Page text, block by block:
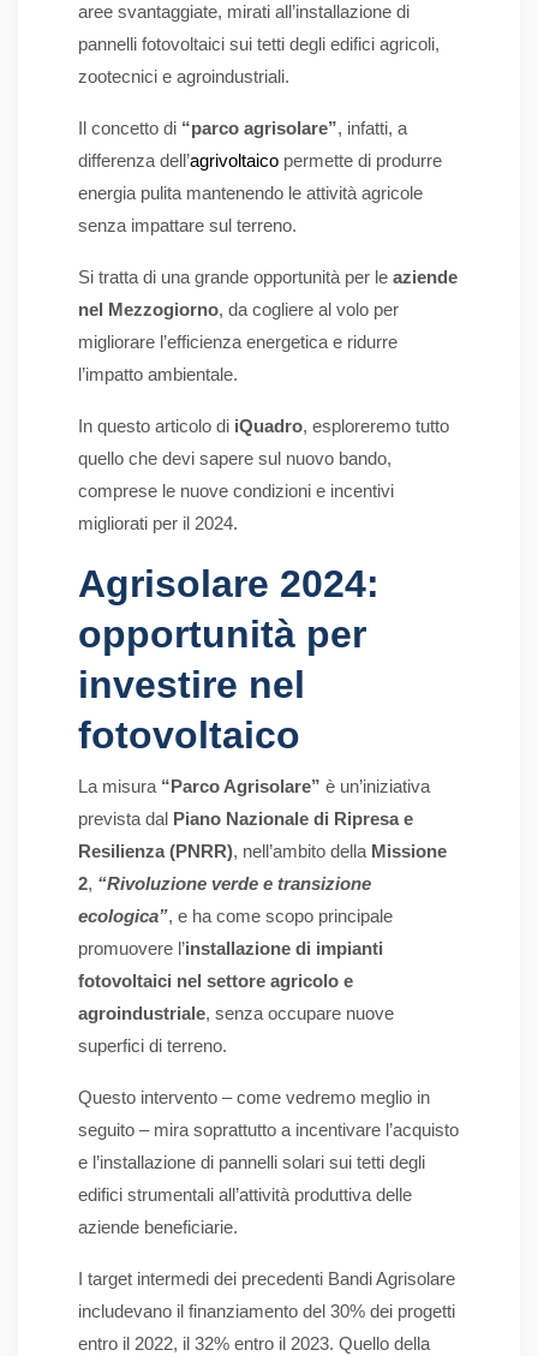
aree svantaggiate, mirati all’installazione di
pannelli fotovoltaici sui tetti degli edifici agricoli,
zootecnici e agroindustriali.
Il concetto di “parco agrisolare”, infatti, a
differenza dell’agrivoltaico permette di produrre
energia pulita mantenendo le attività agricole
senza impattare sul terreno.
Si tratta di una grande opportunità per le aziende
nel Mezzogiorno, da cogliere al volo per
migliorare l’efficienza energetica e ridurre
l’impatto ambientale.
In questo articolo di iQuadro, esploreremo tutto
quello che devi sapere sul nuovo bando,
comprese le nuove condizioni e incentivi
migliorati per il 2024.
Agrisolare 2024:
opportunità per
investire nel
fotovoltaico
La misura “Parco Agrisolare” è un’iniziativa
prevista dal Piano Nazionale di Ripresa e
Resilienza (PNRR), nell’ambito della Missione
2, “Rivoluzione verde e transizione
ecologica”, e ha come scopo principale
promuovere l’installazione di impianti
fotovoltaici nel settore agricolo e
agroindustriale, senza occupare nuove
superfici di terreno.
Questo intervento – come vedremo meglio in
seguito – mira soprattutto a incentivare l’acquisto
e l’installazione di pannelli solari sui tetti degli
edifici strumentali all’attività produttiva delle
aziende beneficiarie.
I target intermedi dei precedenti Bandi Agrisolare
includevano il finanziamento del 30% dei progetti
entro il 2022, il 32% entro il 2023. Quello della